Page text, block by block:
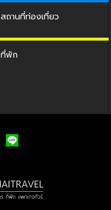
สถานที่ท่องเที่ยว
ที่พัก